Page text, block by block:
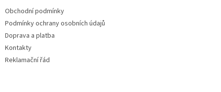
Obchodní podmínky
Podmínky ochrany osobních údajů
Doprava a platba
Kontakty
Reklamační řád